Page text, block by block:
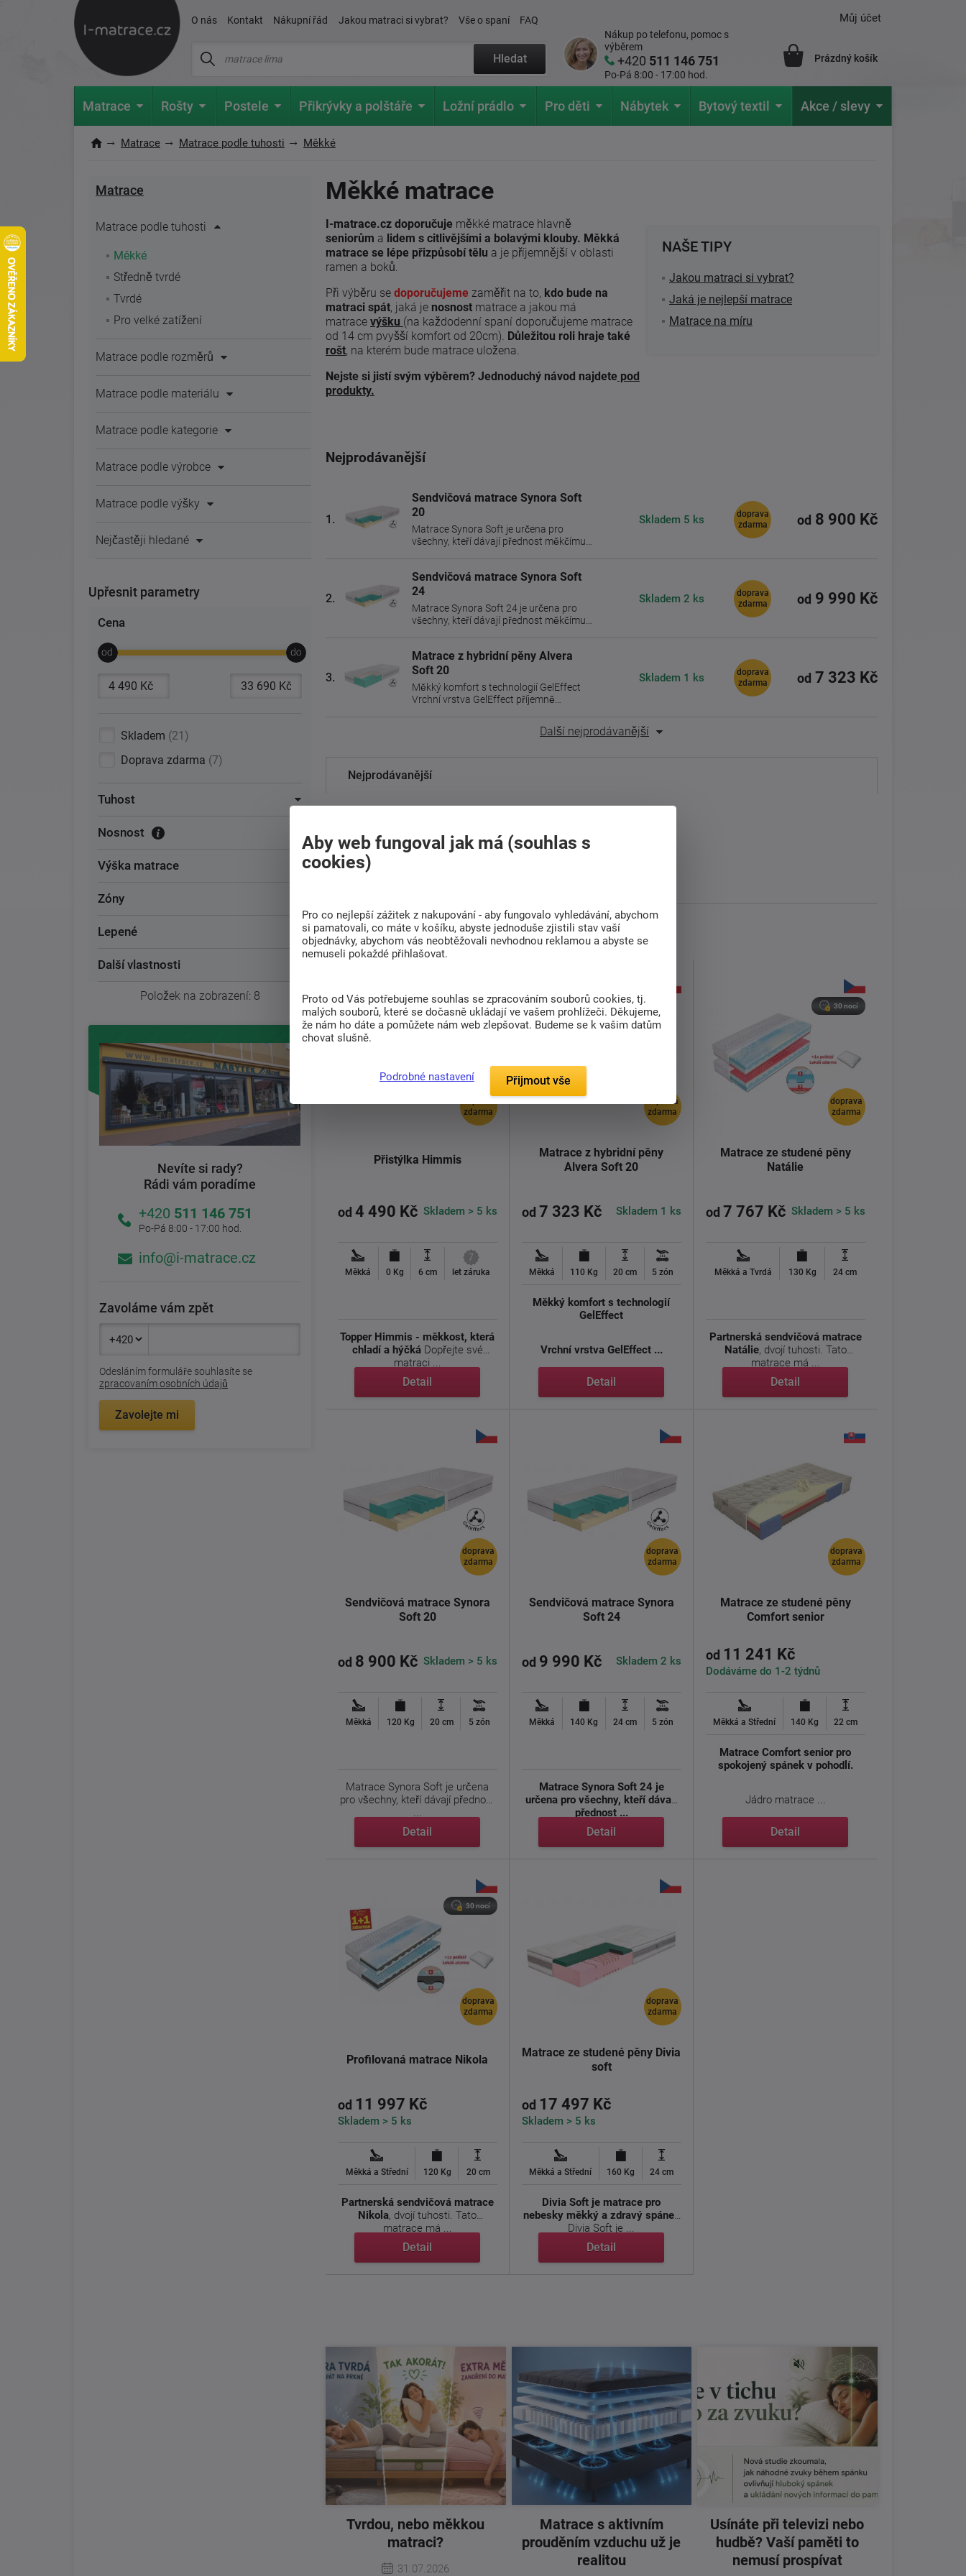
O nás Kontakt Nákupní řád Jakou matraci si vybrat? Vše o spaní FAQ
Hledat
Nákup po telefonu, pomoc s
výběrem
+420 511 146 751
Po-Pá 8:00 - 17:00 hod.
Můj účet
Prázdný košík
Matrace Rošty Postele Přikrývky a polštáře Ložní prádlo Pro děti Nábytek Bytový textil Akce / slevy
Matrace Matrace podle tuhosti Měkké
Matrace
Matrace podle tuhosti
Měkké
Středně tvrdé
Tvrdé
Pro velké zatížení
Matrace podle rozměrů
Matrace podle materiálu
Matrace podle kategorie
Matrace podle výrobce
Matrace podle výšky
Nejčastěji hledané
Upřesnit parametry
Cena
Skladem 21
Doprava zdarma 7
Tuhost
Nosnost
Výška matrace
Zóny
Lepené
Další vlastnosti
Položek na zobrazení: 8
Nevíte si rady?
Rádi vám poradíme
+420 511 146 751
Po-Pá 8:00 - 17:00 hod.
info@i-matrace.cz
Zavoláme vám zpět
Odesláním formuláře souhlasíte se
zpracovaním osobních údajů
Zavolejte mi
Měkké matrace
NAŠE TIPY
Jakou matraci si vybrat?
Jaká je nejlepší matrace
Matrace na míru
I-matrace.cz doporučuje měkké matrace hlavně
seniorům a lidem s citlivějšími a bolavými klouby. Měkká
matrace se lépe přizpůsobí tělu a je příjemnější v oblasti
ramen a boků.
Při výběru se doporučujeme zaměřit na to, kdo bude na
matraci spát, jaká je nosnost matrace a jakou má
matrace výšku (na každodenní spaní doporučujeme matrace
od 14 cm pvyšší komfort od 20cm). Důležitou roli hraje také
rošt, na kterém bude matrace uložena.
Nejste si jistí svým výběrem? Jednoduchý návod najdete pod
produkty.
Nejprodávanější
1.
Sendvičová matrace Synora Soft
20
Matrace Synora Soft je určena pro
všechny, kteří dávají přednost měkčímu a
Skladem 5 ks
doprava
zdarma
od 8 900 Kč
2.
Sendvičová matrace Synora Soft
24
Matrace Synora Soft 24 je určena pro
všechny, kteří dávají přednost měkčímu a
Skladem2 ks
doprava
zdarma
od 9 990 Kč
3.
Matrace z hybridní pěny Alvera
Soft 20
Měkký komfort s technologií GelEffect
Vrchní vrstva GelEffect příjemně
Skladem 1 ks
doprava
zdarma
od 7 323 Kč
Další nejprodávanější
Nejprodávanější
Od nejlevnějšího
Zobrazuji 1 - 8 z 8
zdarma
Přistýlka Himmis
od 4 490 Kč Skladem > 5 ks
Měkká 0 Kg 6 cm
7
let záruka
Topper Himmis - měkkost, která
chladí a hýčkáDopřejte své
matraci ...
Detail
doprava
zdarma
Matrace z hybridní pěny
Alvera Soft 20
od 7 323 Kč Skladem 1 ks
Měkká 110 Kg 20 cm 5 zón
Měkký komfort s technologií
GelEffect
Vrchní vrstva GelEffect ...
Detail
doprava
zdarma
30 nocí
Matrace ze studené pěny
Natálie
od 7 767 Kč Skladem > 5 ks
Měkká a Tvrdá 130 Kg 24 cm
Partnerská sendvičová matrace
Natálie, dvojí tuhosti. Tato
matrace má ...
Detail
doprava
zdarma
Sendvičová matrace Synora
Soft 20
od 8 900 Kč Skladem > 5 ks
Měkká 120 Kg 20 cm 5 zón
Matrace Synora Soft je určena
pro všechny, kteří dávají přednost
...
Detail
doprava
zdarma
Sendvičová matrace Synora
Soft 24
od 9 990 Kč Skladem 2 ks
Měkká 140 Kg 24 cm 5 zón
Matrace Synora Soft 24 je
určena pro všechny, kteří dávají
přednost ...
Detail
doprava
zdarma
Matrace ze studené pěny
Comfort senior
od 11 241 Kč
Dodáváme do 1-2 týdnů
Měkká a Střední 140 Kg 22 cm
Matrace Comfort senior pro
spokojený spánek v pohodlí.
Jádro matrace ...
Detail
doprava
zdarma
30 nocí
Profilovaná matrace Nikola
od 11 997 Kč
Skladem > 5 ks
Měkká a Střední 120 Kg 20 cm
Partnerská sendvičová matrace
Nikola, dvojí tuhosti. Tato
matrace má ...
Detail
doprava
zdarma
Matrace ze studené pěny Divia
soft
od 17 497 Kč
Skladem > 5 ks
Měkká a Střední 160 Kg 24 cm
Divia Soft je matrace pro
nebesky měkký a zdravý spánek
Divia Soft je ...
Detail
Tvrdou, nebo měkkou
matraci?
31.07.2026
Matrace s aktivním
prouděním vzduchu už je
realitou
Usínáte při televizi nebo
hudbě? Vaší paměti to
nemusí prospívat
Aby web fungoval jak má (souhlas s
cookies)
Pro co nejlepší zážitek z nakupování - aby fungovalo vyhledávání, abychom
si pamatovali, co máte v košíku, abyste jednoduše zjistili stav vaší
objednávky, abychom vás neobtěžovali nevhodnou reklamou a abyste se
nemuseli pokaždé přihlašovat.
Proto od Vás potřebujeme souhlas se zpracováním souborů cookies, tj.
malých souborů, které se dočasně ukládají ve vašem prohlížeči. Děkujeme,
že nám ho dáte a pomůžete nám web zlepšovat. Budeme se k vašim datům
chovat slušně.
Podrobné nastavení Přijmout vše